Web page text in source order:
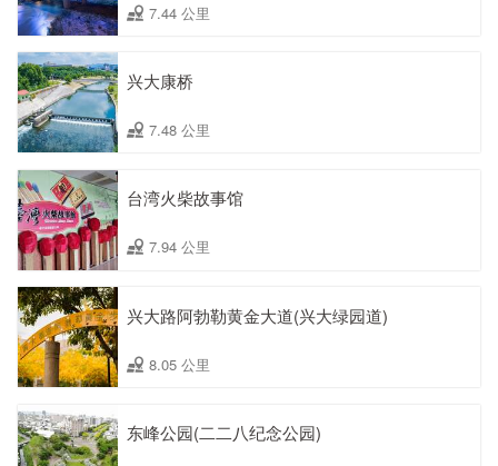
7.44 公里
兴大康桥
7.48 公里
台湾火柴故事馆
7.94 公里
兴大路阿勃勒黄金大道(兴大绿园道)
8.05 公里
东峰公园(二二八纪念公园)